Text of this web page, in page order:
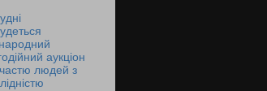
аукціон
людей з